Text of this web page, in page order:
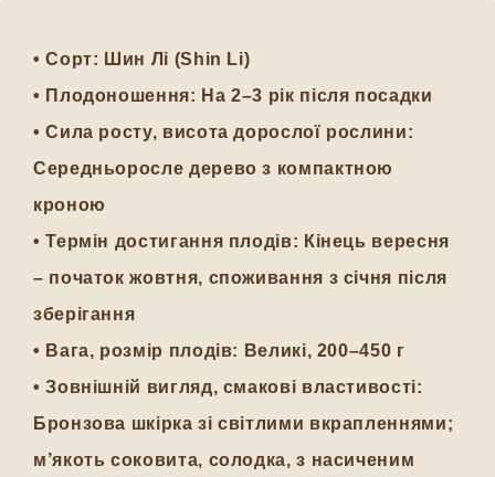
•Сорт: Шин Лі (Shin Li)
• Плодоношення: На 2–3 рік після посадки
•Сила росту, висота дорослої рослини:
Середньоросле дерево з компактною
кроною
•Термін достигання плодів: Кінець вересня
– початок жовтня, споживання з січня після
зберігання
• Вага, розмір плодів: Великі, 200–450 г
•Зовнішній вигляд, смакові властивості:
Бронзова шкірка зі світлими вкрапленнями;
м’якоть соковита, солодка, з насиченим